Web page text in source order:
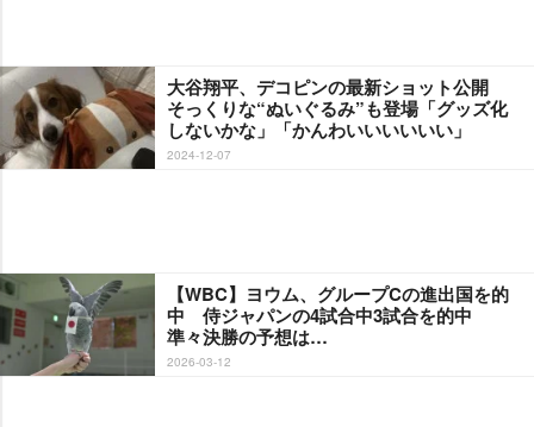
大谷翔平、デコピンの最新ショット公開
そっくりな“ぬいぐるみ”も登場「グッズ化
しないかな」「かんわいいいいいい」
2024-12-07
【WBC】ヨウム、グループCの進出国を的
中 侍ジャパンの4試合中3試合を的中
準々決勝の予想は…
2026-03-12